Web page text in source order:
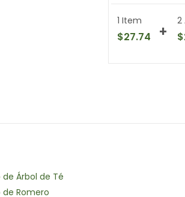
1 Item
$27.74
2
$
de Árbol de Té
de Romero